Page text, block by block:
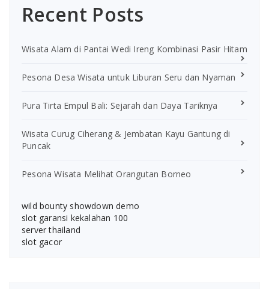
Recent Posts
Wisata Alam di Pantai Wedi Ireng Kombinasi Pasir Hitam
Pesona Desa Wisata untuk Liburan Seru dan Nyaman
Pura Tirta Empul Bali: Sejarah dan Daya Tariknya
Wisata Curug Ciherang & Jembatan Kayu Gantung di
Puncak
Pesona Wisata Melihat Orangutan Borneo
wild bounty showdown demo
slot garansi kekalahan 100
server thailand
slot gacor